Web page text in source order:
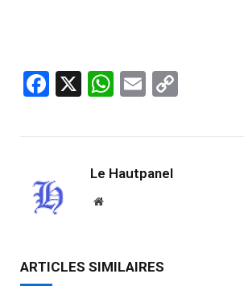
Facebook
X WhatsApp
Email
Le Hautpanel
Website
ARTICLES SIMILAIRES